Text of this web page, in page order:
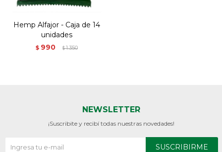
Hemp Alfajor - Caja de 14
unidades
$ 990 $1.350
NEWSLETTER
¡Suscribite y recibí todas nuestras novedades!
SUSCRIBIRME